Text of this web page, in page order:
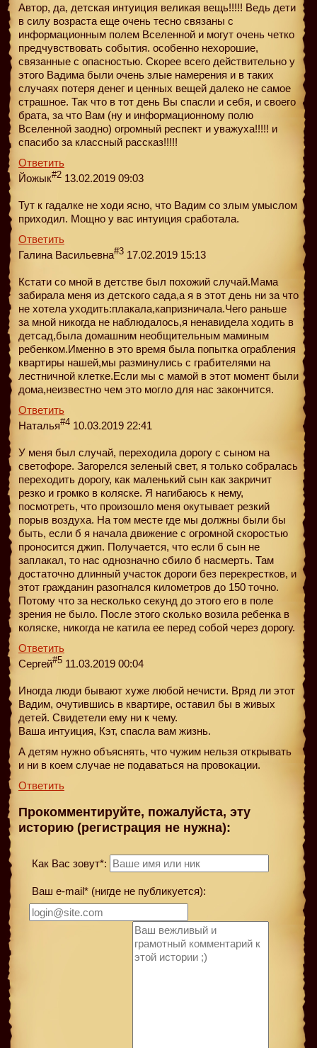
Автор, да, детская интуиция великая вещь!!!!! Ведь дети
в силу возраста еще очень тесно связаны с
информационным полем Вселенной и могут очень четко
предчувствовать события. особенно нехорошие,
связанные с опасностью. Скорее всего действительно у
этого Вадима были очень злые намерения и в таких
случаях потеря денег и ценных вещей далеко не самое
страшное. Так что в тот день Вы спасли и себя, и своего
брата, за что Вам (ну и информационному полю
Вселенной заодно) огромный респект и уважуха!!!!! и
спасибо за классный рассказ!!!!!
Ответить
Йожык#2 13.02.2019 09:03
Тут к гадалке не ходи ясно, что Вадим со злым умыслом
приходил. Мощно у вас интуиция сработала.
Ответить
Галина Васильевна#3 17.02.2019 15:13
Кстати со мной в детстве был похожий случай.Мама
забирала меня из детского сада,а я в этот день ни за что
не хотела уходить:плакала,капризничала.Чего раньше
за мной никогда не наблюдалось,я ненавидела ходить в
детсад,была домашним необщительным маминым
ребенком.Именно в это время была попытка ограбления
квартиры нашей,мы разминулись с грабителями на
лестничной клетке.Если мы с мамой в этот момент были
дома,неизвестно чем это могло для нас закончится.
Ответить
Наталья#4 10.03.2019 22:41
У меня был случай, переходила дорогу с сыном на
светофоре. Загорелся зеленый свет, я только собралась
переходить дорогу, как маленький сын как закричит
резко и громко в коляске. Я нагибаюсь к нему,
посмотреть, что произошло меня окутывает резкий
порыв воздуха. На том месте где мы должны были бы
быть, если б я начала движение с огромной скоростью
проносится джип. Получается, что если б сын не
заплакал, то нас однозначно сбило б насмерть. Там
достаточно длинный участок дороги без перекрестков, и
этот гражданин разогнался километров до 150 точно.
Потому что за несколько секунд до этого его в поле
зрения не было. После этого сколько возила ребенка в
коляске, никогда не катила ее перед собой через дорогу.
Ответить
Сергей#5 11.03.2019 00:04
Иногда люди бывают хуже любой нечисти. Вряд ли этот
Вадим, очутившись в квартире, оставил бы в живых
детей. Свидетели ему ни к чему.
Ваша интуиция, Кэт, спасла вам жизнь.
А детям нужно объяснять, что чужим нельзя открывать
и ни в коем случае не подаваться на провокации.
Ответить
Прокомментируйте, пожалуйста, эту
историю (регистрация не нужна):
Как Вас зовут*:
Ваш e-mail* (нигде не публикуется):